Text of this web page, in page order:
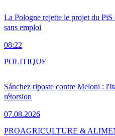
La Pologne rejette le projet du
sans emploi
08:22
Sánchez riposte contre Meloni :
rétorsion
07.08.2026
POLITIQUE
PROAGRICULTURE &